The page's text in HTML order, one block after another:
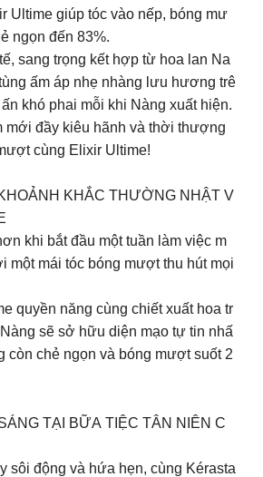
Ultime giúp tóc vào nếp, bóng mư
ngọn đến 83%.
sang trọng kết hợp từ hoa lan Na
ấm áp nhẹ nhàng lưu hương trê
khó phai mỗi khi Nàng xuất hiện.
mới đầy kiêu hãnh và thời thượng
cùng Elixir Ultime!
KHẮC THƯỜNG NHẬT V
khi bắt đầu một tuần làm việc m
một mái tóc bóng mượt thu hút mọi
quyền năng cùng chiết xuất hoa tr
sẽ sở hữu diện mạo tự tin nhấ
còn chẻ ngọn và bóng mượt suốt 2
TẠI BỮA TIỆC TÂN NIÊN C
sôi động và hứa hẹn, cùng Kérasta